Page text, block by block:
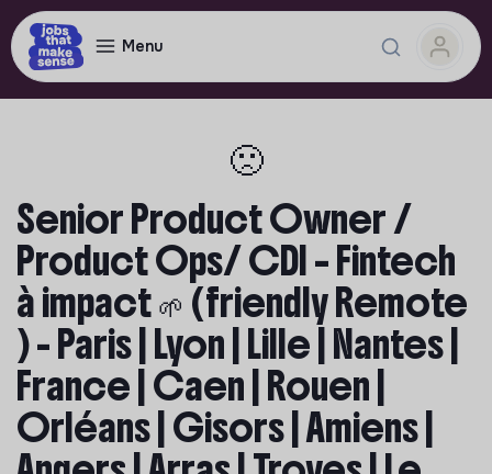
Menu
🙁
Senior Product Owner /
Product Ops/ CDI – Fintech
à impact 🌱 (friendly Remote
) - Paris | Lyon | Lille | Nantes |
France | Caen | Rouen |
Orléans | Gisors | Amiens |